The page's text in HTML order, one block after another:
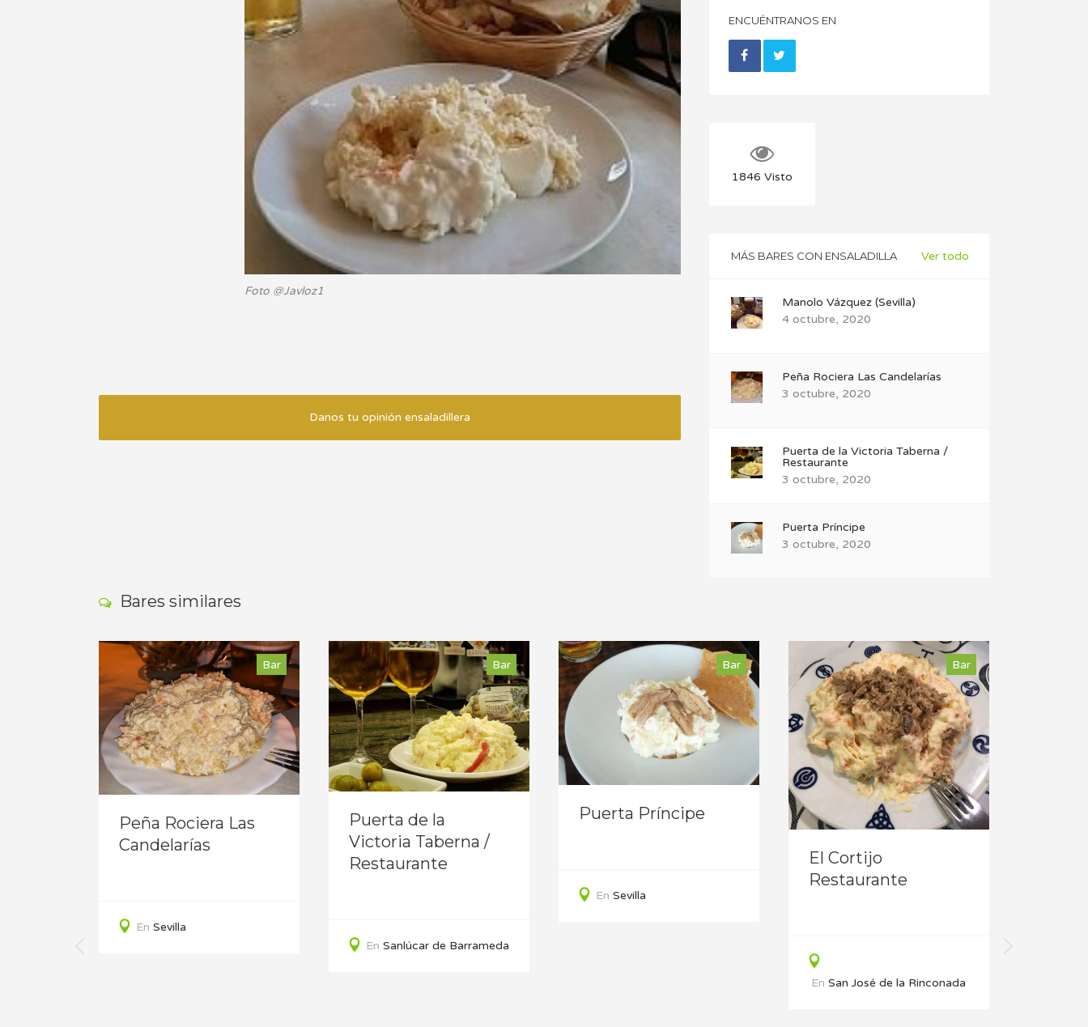
Foto @Javloz1
Danos tu opinión ensaladillera
ENCUÉNTRANOS EN
1846 Visto
MÁS BARES CON ENSALADILLA Ver todo
Manolo Vázquez (Sevilla)
4 octubre, 2020
Peña Rociera Las Candelarías
3 octubre, 2020
Puerta de la Victoria Taberna /
Restaurante
3 octubre, 2020
Puerta Príncipe
3 octubre, 2020
Bares similares
Bar
Peña Rociera Las
Candelarías
En Sevilla
Bar
Puerta de la
Victoria Taberna /
Restaurante
En Sanlúcar de Barrameda
Bar
Puerta Príncipe
En Sevilla
Bar
El Cortijo
Restaurante
En San José de la Rinconada